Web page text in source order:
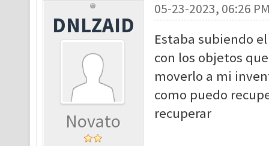
DNLZAID
Novato
05-23-2023, 06:26
Estaba subiendo
con los objetos
moverlo a mi
como puedo
recuperar